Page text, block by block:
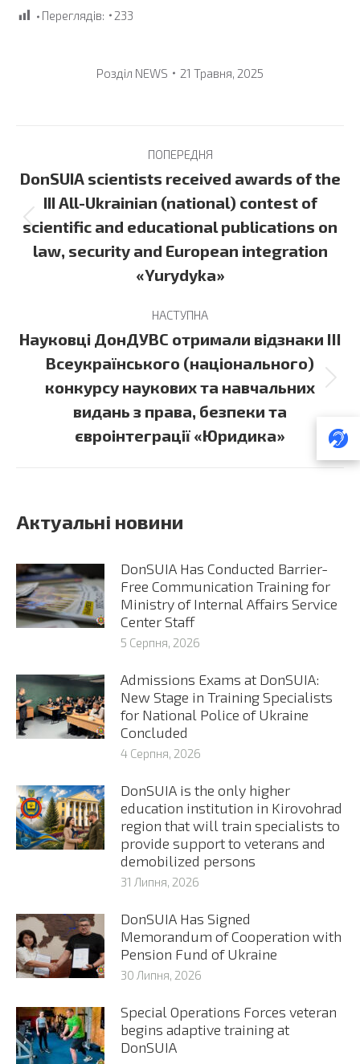
Переглядів: 233
Розділ NEWS 21 Травня, 2025
navigation
ПОПЕРЕДНЯ
Previous
DonSUIA scientists received awards of the
III All-Ukrainian (national) contest of
scientific and educational publications on
law, security and European integration
«Yurydyka»
НАСТУПНА
Next
post:
Науковці ДонДУВС отримали відзнаки ІІІ
Всеукраїнського (національного)
конкурсу наукових та навчальних
видань з права, безпеки та
євроінтеграції «Юридика»
Актуальні новини
DonSUIA Has Conducted Barrier-
Free Communication Training for
Ministry of Internal Affairs Service
Center Staff
5 Серпня, 2026
Admissions Exams at DonSUIA:
New Stage in Training Specialists
for National Police of Ukraine
Concluded
4 Серпня, 2026
DonSUIA is the only higher
education institution in Kirovohrad
region that will train specialists to
provide support to veterans and
demobilized persons
31 Липня, 2026
DonSUIA Has Signed
Memorandum of Cooperation with
Pension Fund of Ukraine
30 Липня, 2026
Special Operations Forces veteran
begins adaptive training at
DonSUIA